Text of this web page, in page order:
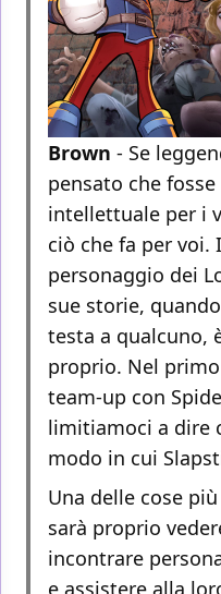
Brown - Se
pensato che
intellettuale per i
ciò che fa per voi.
personaggio dei
sue storie,
testa a qualcuno,
proprio. Nel
team-up con
limitiamoci a dire
modo in cui
Una delle cose
sarà proprio
incontrare